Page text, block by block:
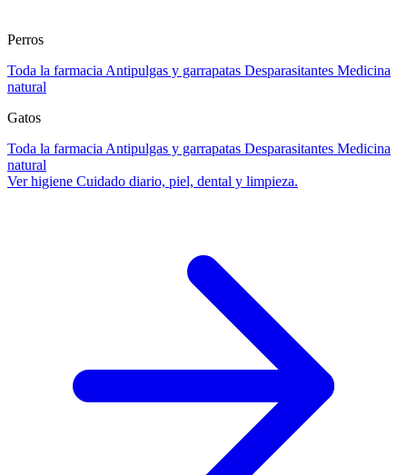
Perros
Toda la farmacia Antipulgas y garrapatas Desparasitantes Medicina
natural
Gatos
Toda la farmacia Antipulgas y garrapatas Desparasitantes Medicina
natural
Ver higiene Cuidado diario, piel, dental y limpieza.